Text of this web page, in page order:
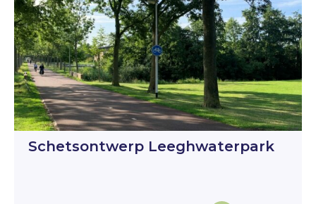
Schetsontwerp Leeghwaterpark